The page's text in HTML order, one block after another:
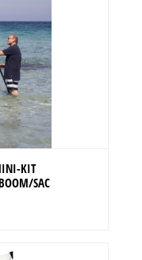
KIT
SAC